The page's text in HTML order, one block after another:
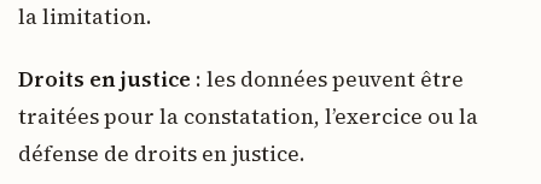
la limitation.
Droits en justice : les données peuvent être
traitées pour la constatation, l’exercice ou la
défense de droits en justice.